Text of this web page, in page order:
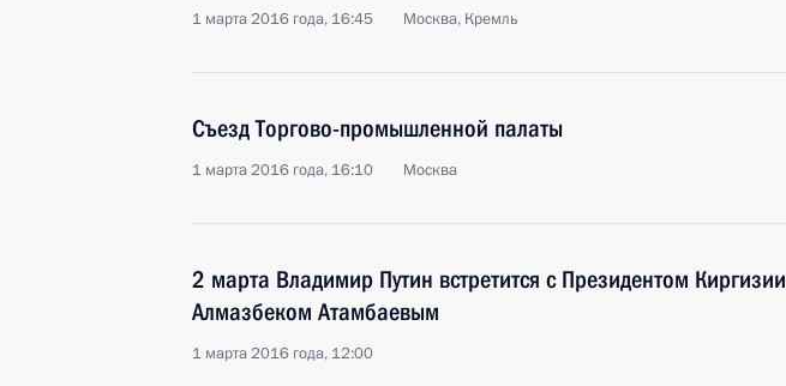
1 марта 2016 года, 16:45 Москва, Кремль
Съезд Торгово-промышленной палаты
1 марта 2016 года, 16:10 Москва
2 марта Владимир Путин встретится с Президентом Киргизии
Алмазбеком Атамбаевым
1 марта 2016 года, 12:00